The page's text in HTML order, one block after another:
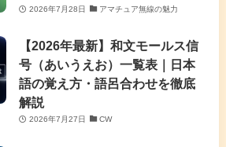
2026年7月28日 アマチュア無線の魅力
【2026年最新】和文モールス信
号（あいうえお）一覧表｜日本
語の覚え方・語呂合わせを徹底
解説
2026年7月27日 CW